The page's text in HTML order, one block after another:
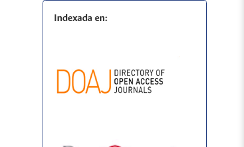
Indexada en: